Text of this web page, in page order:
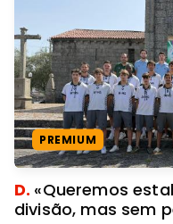
PREMIUM
D. «Queremos
divisão, mas sem